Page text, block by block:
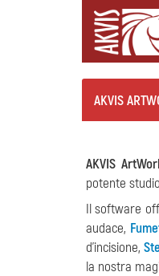
AKVIS
AKVIS
potente
Il software
audace,
d’incisione,
la nostra